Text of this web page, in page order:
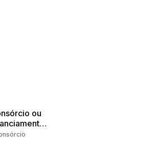
ou
pensa